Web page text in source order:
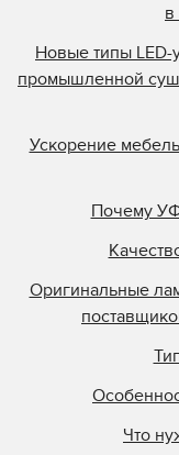
в
Новые типы LED-
промышленной
Ускорение
Почему
Оригинальные
Что